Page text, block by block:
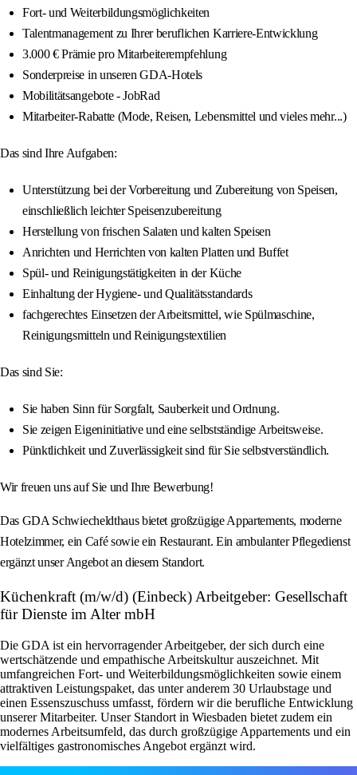
Fort- und Weiterbildungsmöglichkeiten
Talentmanagement zu Ihrer beruflichen Karriere-Entwicklung
3.000 € Prämie pro Mitarbeiterempfehlung
Sonderpreise in unseren GDA-Hotels
Mobilitätsangebote - JobRad
Mitarbeiter-Rabatte (Mode, Reisen, Lebensmittel und vieles mehr...)
Das sind Ihre Aufgaben:
Unterstützung bei der Vorbereitung und Zubereitung von Speisen,
einschließlich leichter Speisenzubereitung
Herstellung von frischen Salaten und kalten Speisen
Anrichten und Herrichten von kalten Platten und Buffet
Spül- und Reinigungstätigkeiten in der Küche
Einhaltung der Hygiene- und Qualitätsstandards
fachgerechtes Einsetzen der Arbeitsmittel, wie Spülmaschine,
Reinigungsmitteln und Reinigungstextilien
Das sind Sie:
Sie haben Sinn für Sorgfalt, Sauberkeit und Ordnung.
Sie zeigen Eigeninitiative und eine selbstständige Arbeitsweise.
Pünktlichkeit und Zuverlässigkeit sind für Sie selbstverständlich.
Wir freuen uns auf Sie und Ihre Bewerbung!
Das GDA Schwiecheldthaus bietet großzügige Appartements, moderne
Hotelzimmer, ein Café sowie ein Restaurant. Ein ambulanter Pflegedienst
ergänzt unser Angebot an diesem Standort.
Küchenkraft (m/w/d) (Einbeck) Arbeitgeber: Gesellschaft
für Dienste im Alter mbH
Die GDA ist ein hervorragender Arbeitgeber, der sich durch eine
wertschätzende und empathische Arbeitskultur auszeichnet. Mit
umfangreichen Fort- und Weiterbildungsmöglichkeiten sowie einem
attraktiven Leistungspaket, das unter anderem 30 Urlaubstage und
einen Essenszuschuss umfasst, fördern wir die berufliche Entwicklung
unserer Mitarbeiter. Unser Standort in Wiesbaden bietet zudem ein
modernes Arbeitsumfeld, das durch großzügige Appartements und ein
vielfältiges gastronomisches Angebot ergänzt wird.